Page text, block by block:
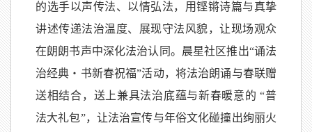
的选手以声传法、以情弘法，用铿锵诗篇与真挚
讲述传递法治温度、展现守法风貌，让现场观众
在朗朗书声中深化法治认同。晨星社区推出“诵法
治经典・书新春祝福”活动，将法治朗诵与春联赠
送相结合，送上兼具法治底蕴与新春暖意的 “普
法大礼包”，让法治宣传与年俗文化碰撞出绚丽火